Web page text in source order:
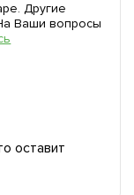
Другие
Ваши вопросы
оставит